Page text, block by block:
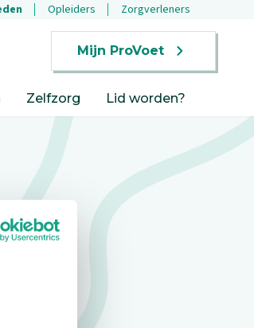
Opleiders Zorgverleners
Mijn ProVoet
Zelfzorg Lid worden?